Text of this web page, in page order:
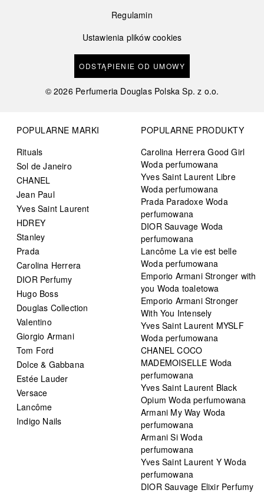
Regulamin
Ustawienia plików cookies
ODSTĄPIENIE OD UMOWY
©2026 Perfumeria Douglas Polska Sp. z o.o.
POPULARNE MARKI
Rituals
Sol de Janeiro
CHANEL
Jean Paul
Yves Saint Laurent
HDREY
Stanley
Prada
Carolina Herrera
DIOR Perfumy
Hugo Boss
Douglas Collection
Valentino
Giorgio Armani
Tom Ford
Dolce & Gabbana
Estée Lauder
Versace
Lancôme
Indigo Nails
POPULARNE PRODUKTY
Carolina Herrera Good Girl
Woda perfumowana
Yves Saint Laurent Libre
Woda perfumowana
Prada Paradoxe Woda
perfumowana
DIOR Sauvage Woda
perfumowana
Lancôme La vie est belle
Woda perfumowana
Emporio Armani Stronger with
you Woda toaletowa
Emporio Armani Stronger
With You Intensely
Yves Saint Laurent MYSLF
Woda perfumowana
CHANEL COCO
MADEMOISELLE Woda
perfumowana
Yves Saint Laurent Black
Opium Woda perfumowana
Armani My Way Woda
perfumowana
Armani Si Woda
perfumowana
Yves Saint Laurent Y Woda
perfumowana
DIOR Sauvage Elixir Perfumy